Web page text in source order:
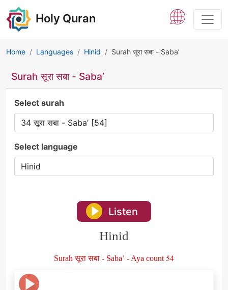
Holy Quran
Home Languages Hinid Surah सूरा सबा - Saba’
Surah सूरा सबा - Saba’
Select surah
Select language
Listen
Hinid
Surah सूरा सबा - Saba’ - Aya count 54